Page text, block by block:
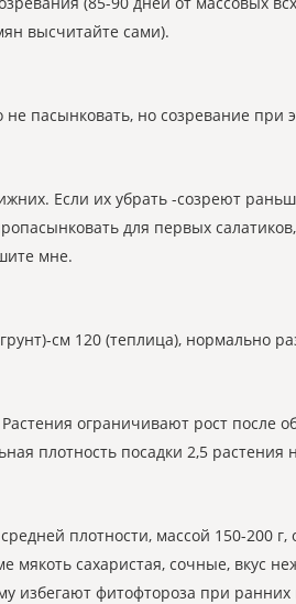
высчитайте сами).
пасынковать, но созревание при
Если их убрать -созреют
для первых
мне.
см 120 (теплица), нормально
ограничивают рост после
плотность посадки 2,5
плотности, массой 150-200
мякоть сахаристая, сочные,
избегают фитофтороза при